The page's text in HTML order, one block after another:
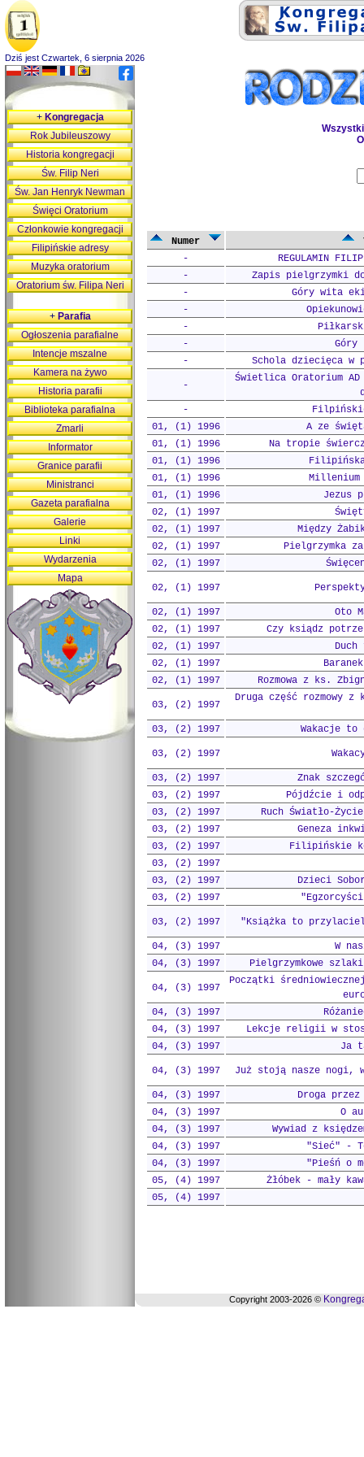
Dziś jest Czwartek, 6 sierpnia 2026
O
Numer
-
REGULAMIN
-
Zapis pielgrzymki
-
Góry wita
-
-
-
Góry
-
Schola dziecięca w
-
Świetlica Oratorium
-
01, (1) 1996
A ze
01, (1) 1996
Na tropie
01, (1) 1996
Filipińska
01, (1) 1996
Millenium
01, (1) 1996
Jezus
02, (1) 1997
02, (1) 1997
Między
02, (1) 1997
Pielgrzymka
02, (1) 1997
02, (1) 1997
02, (1) 1997
Oto
02, (1) 1997
Czy ksiądz
02, (1) 1997
02, (1) 1997
02, (1) 1997
Rozmowa z ks.
03, (2) 1997
Druga część rozmowy z
03, (2) 1997 Wakacje to
03, (2) 1997
03, (2) 1997
Znak
03, (2) 1997
Pójdźcie i
03, (2) 1997
Ruch Światło-
03, (2) 1997
Geneza
03, (2) 1997
Filipińskie
03, (2) 1997
03, (2) 1997
Dzieci
03, (2) 1997
03, (2) 1997 "Książka to
04, (3) 1997
W
04, (3) 1997
Pielgrzymkowe
04, (3) 1997
Początki
04, (3) 1997
04, (3) 1997
Lekcje religii w
04, (3) 1997
Ja
04, (3) 1997 Już stoją nasze nogi,
04, (3) 1997
Droga
04, (3) 1997
O
04, (3) 1997
Wywiad z
04, (3) 1997
"Sieć" -
04, (3) 1997
"Pieśń o
05, (4) 1997
Żłóbek - mały
05, (4) 1997
+Kongregacja
Rok Jubileuszowy
Historia kongregacji
Św. Filip Neri
Św. Jan Henryk Newman
Święci Oratorium
Członkowie kongregacji
Filipińskie adresy
Muzyka oratorium
Oratorium św. Filipa Neri
+Parafia
Ogłoszenia parafialne
Intencje mszalne
Kamera na żywo
Historia parafii
Biblioteka parafialna
Zmarli
Informator
Granice parafii
Ministranci
Gazeta parafialna
Galerie
Linki
Wydarzenia
Mapa
Copyright 2003-2026 ©